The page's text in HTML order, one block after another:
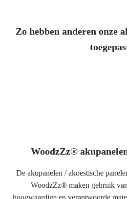
Zo hebben anderen onze
WoodzZz®
De akupanelen / akoestische
WoodzZz® maken gebruik van
hoogwaardige en verantwoorde